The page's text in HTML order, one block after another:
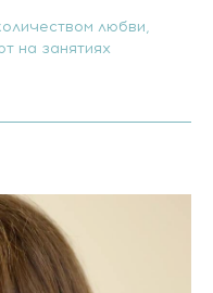
любви,
на занятиях